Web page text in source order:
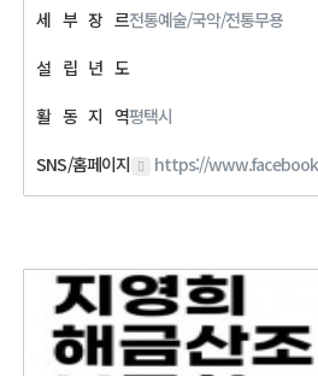
세 부 장 르전통예술/국악/전통무용
설 립 년 도
활 동 지 역평택시
SNS/홈페이지
https://